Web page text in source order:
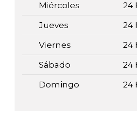
Miércoles 24
Jueves 24
Viernes 24
Sábado 24
Domingo 24